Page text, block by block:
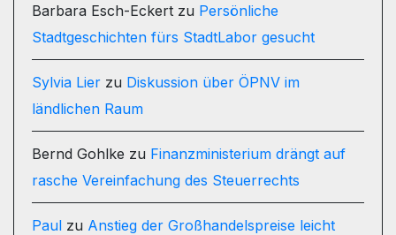
Barbara Esch-Eckert zu Persönliche
Stadtgeschichten fürs StadtLabor gesucht
Sylvia Lier zu Diskussion über ÖPNV im
ländlichen Raum
Bernd Gohlke zu Finanzministerium drängt auf
rasche Vereinfachung des Steuerrechts
Paul zu Anstieg der Großhandelspreise leicht